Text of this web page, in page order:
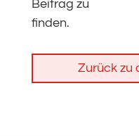
Beitrag zu
finden.
Zurück zu